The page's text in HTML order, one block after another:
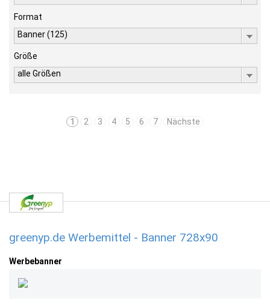
Format
Banner (125)
Größe
alle Größen
1 2 3 4 5 6 7 Nächste
greenyp.de Werbemittel - Banner 728x90
Werbebanner